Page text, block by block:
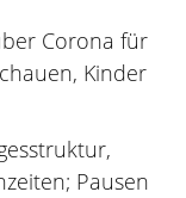
Corona für
Kinder
Pausen